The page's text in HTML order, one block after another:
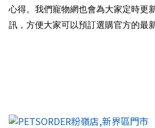
心得。我們寵物網也會為大家定時更
訊，方便大家可以預訂選購官方的最新